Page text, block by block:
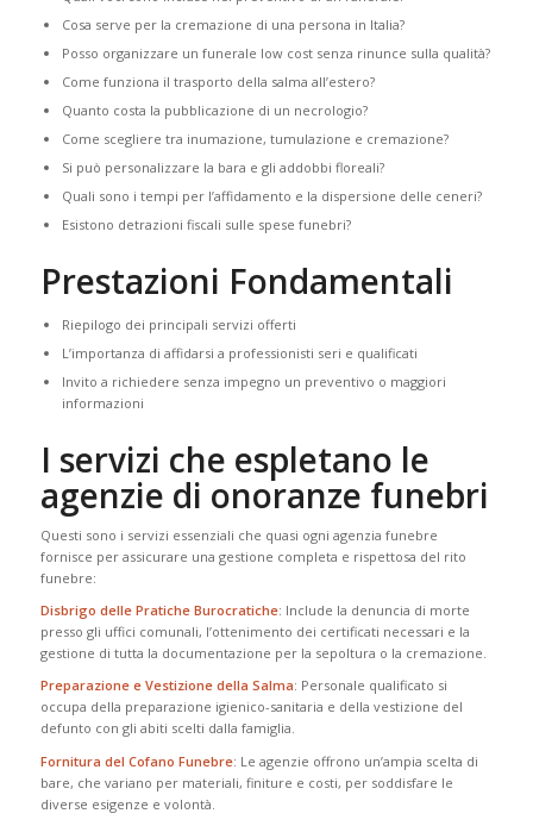
Cosa serve per la cremazione di una persona in Italia?
Posso organizzare un funerale low cost senza rinunce sulla qualità?
Come funziona il trasporto della salma all’estero?
Quanto costa la pubblicazione di un necrologio?
Come scegliere tra inumazione, tumulazione e cremazione?
Si può personalizzare la bara e gli addobbi floreali?
Quali sono i tempi per l’affidamento e la dispersione delle ceneri?
Esistono detrazioni fiscali sulle spese funebri?
Prestazioni Fondamentali
Riepilogo dei principali servizi offerti
L’importanza di affidarsi a professionisti seri e qualificati
Invito a richiedere senza impegno un preventivo o maggiori
informazioni
I servizi che espletano le
agenzie di onoranze funebri
Questi sono i servizi essenziali che quasi ogni agenzia funebre
fornisce per assicurare una gestione completa e rispettosa del rito
funebre:
Disbrigo delle Pratiche Burocratiche: Include la denuncia di morte
presso gli uffici comunali, l’ottenimento dei certificati necessari e la
gestione di tutta la documentazione per la sepoltura o la cremazione.
Preparazione e Vestizione della Salma: Personale qualificato si
occupa della preparazione igienico-sanitaria e della vestizione del
defunto con gli abiti scelti dalla famiglia.
Fornitura del Cofano Funebre: Le agenzie offrono un’ampia scelta di
bare, che variano per materiali, finiture e costi, per soddisfare le
diverse esigenze e volontà.